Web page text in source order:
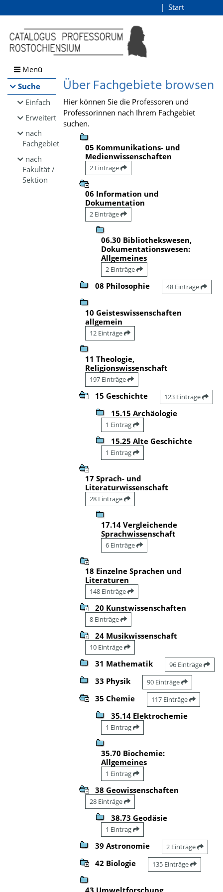
Browsen
direkt zum Inhalt
Start
Menü
Suche
Einfach
Erweitert
nach
Fachgebiet
nach
Fakultät /
Sektion
Über Fachgebiete browsen
Hier können Sie die Professoren und
Professorinnen nach Ihrem Fachgebiet
suchen.
05 Kommunikations- und
Medienwissenschaften
2 Einträge
06 Information und
Dokumentation
2 Einträge
06.30 Bibliothekswesen,
Dokumentationswesen:
Allgemeines
2 Einträge
08 Philosophie 48 Einträge
10 Geisteswissenschaften
allgemein
12 Einträge
11 Theologie,
Religionswissenschaft
197 Einträge
15 Geschichte 123 Einträge
15.15 Archäologie
1 Eintrag
15.25 Alte Geschichte
1 Eintrag
17 Sprach- und
Literaturwissenschaft
28 Einträge
17.14 Vergleichende
Sprachwissenschaft
6 Einträge
18 Einzelne Sprachen und
Literaturen
148 Einträge
20 Kunstwissenschaften
8 Einträge
24 Musikwissenschaft
10 Einträge
31 Mathematik 96 Einträge
33 Physik 90 Einträge
35 Chemie 117 Einträge
35.14 Elektrochemie
1 Eintrag
35.70 Biochemie:
Allgemeines
1 Eintrag
38 Geowissenschaften
28 Einträge
38.73 Geodäsie
1 Eintrag
39 Astronomie 2 Einträge
42 Biologie 135 Einträge
43 Umweltforschung,